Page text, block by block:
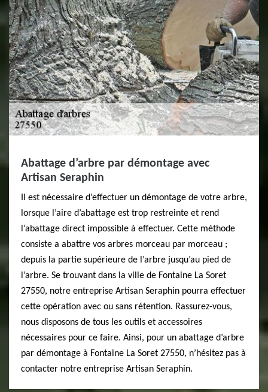
Abattage d’arbre par démontage avec
Artisan Seraphin
Il est nécessaire d’effectuer un démontage de votre arbre,
lorsque l’aire d’abattage est trop restreinte et rend
l’abattage direct impossible à effectuer. Cette méthode
consiste a abattre vos arbres morceau par morceau ;
depuis la partie supérieure de l’arbre jusqu’au pied de
l’arbre. Se trouvant dans la ville de Fontaine La Soret
27550, notre entreprise Artisan Seraphin pourra effectuer
cette opération avec ou sans rétention. Rassurez-vous,
nous disposons de tous les outils et accessoires
nécessaires pour ce faire. Ainsi, pour un abattage d’arbre
par démontage à Fontaine La Soret 27550, n’hésitez pas à
contacter notre entreprise Artisan Seraphin.